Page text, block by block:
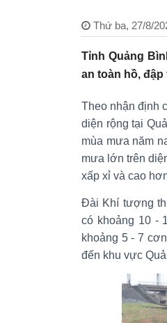
Thứ ba, 27/8/
Tỉnh Quảng
an toàn hồ,
Theo nhận định
diện rộng tại
mùa mưa năm
mưa lớn trên
xấp xỉ và cao
Đài Khí tượng
có khoảng 10 -
khoảng 5 - 7
đến khu vực